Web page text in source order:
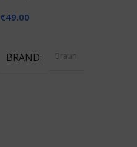
€49.00
BRAND Braun